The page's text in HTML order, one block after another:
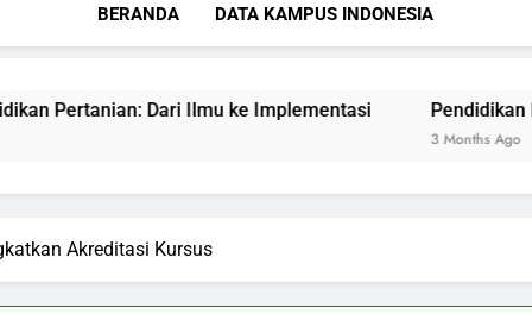
BERANDA DATA KAMPUS INDONESIA
Dari Ilmu ke Implementasi Pendidikan Berbasis
Akreditasi Kursus